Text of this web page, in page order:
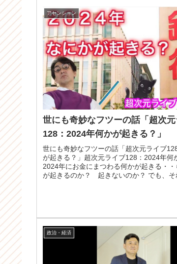
アセンション
世にも奇妙なフツーの話「超次
128：2024年何かが起きる？」
世にも奇妙なフツーの話「超次元ライブ
が起きる？」超次元ライブ128：2024年何
2024年にお金にまつわる何かが起きる・
が起きるのか？ 起きないのか？ でも、そ
政治・経済